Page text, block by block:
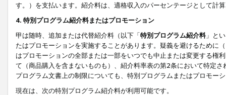
す。）を支払います。紹介料は、適格収入のパーセンテージとして計
4. 特別プログラム紹介料またはプロモーション
甲は随時、追加または代替紹介料（以下「特別プログラム紹介料」と
たはプロモーションを実施することがあります。疑義を避けるために
はプロモーションの全部または一部をいつでも中止または変更する権
て（商品購入を含まないものも）、紹介料率表の第2条において特定
プログラム文書上の制限についても、特別プログラムまたはプロモー
現在は、次の特別プログラム紹介料が利用可能です。